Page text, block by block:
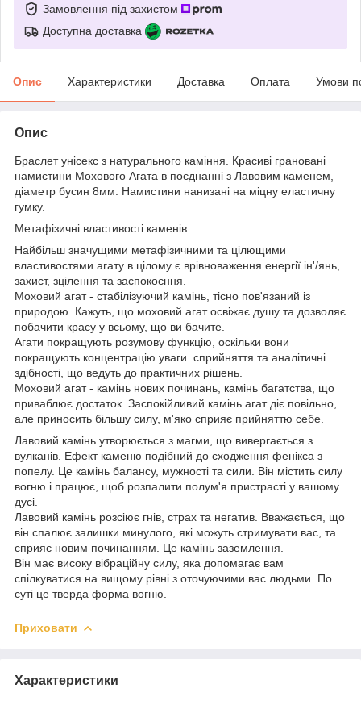
Замовлення під захистом
Доступна доставка
Опис Характеристики Доставка Оплата Умови
Опис
Браслет унісекс з натурального каміння. Красиві грановані
намистини Мохового Агата в поєднанні з Лавовим каменем,
діаметр бусин 8мм. Намистини нанизані на міцну еластичну
гумку.
Метафізичні властивості каменів:
Найбільш значущими метафізичними та цілющими
властивостями агату в цілому є врівноваження енергії ін'/янь,
захист, зцілення та заспокоєння.
Моховий агат - стабілізуючий камінь, тісно пов'язаний із
природою. Кажуть, що моховий агат освіжає душу та дозволяє
побачити красу у всьому, що ви бачите.
Агати покращують розумову функцію, оскільки вони
покращують концентрацію уваги. сприйняття та аналітичні
здібності, що ведуть до практичних рішень.
Моховий агат - камінь нових починань, камінь багатства, що
приваблює достаток. Заспокійливий камінь агат діє повільно,
але приносить більшу силу, м'яко сприяє прийняттю себе.
Лавовий камінь утворюється з магми, що вивергається з
вулканів. Ефект каменю подібний до сходження фенікса з
попелу. Це камінь балансу, мужності та сили. Він містить силу
вогню і працює, щоб розпалити полум'я пристрасті у вашому
дусі.
Лавовий камінь розсіює гнів, страх та негатив. Вважається, що
він спалює залишки минулого, які можуть стримувати вас, та
сприяє новим починанням. Це камінь заземлення.
Він має високу вібраційну силу, яка допомагає вам
спілкуватися на вищому рівні з оточуючими вас людьми. По
суті це тверда форма вогню.
Приховати
Характеристики